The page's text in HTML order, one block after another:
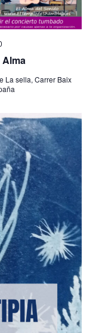
La sella, Carrer Baix